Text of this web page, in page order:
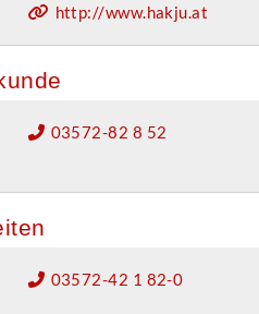
http://www.hakju.at
03572-82 8 52
03572-42 1 82-0